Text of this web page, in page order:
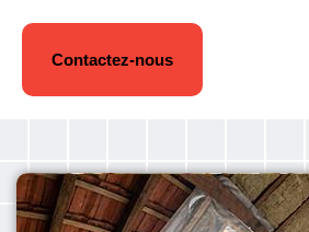
Contactez-nous